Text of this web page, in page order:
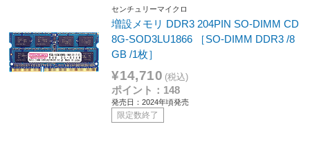
センチュリーマイクロ
増設メモリ DDR3 204PIN SO-DIMM CD
8G-SOD3LU1866 ［SO-DIMM DDR3 /8
GB /1枚］
¥14,710 (税込)
ポイント：148
発売日：2024年頃発売
限定数終了